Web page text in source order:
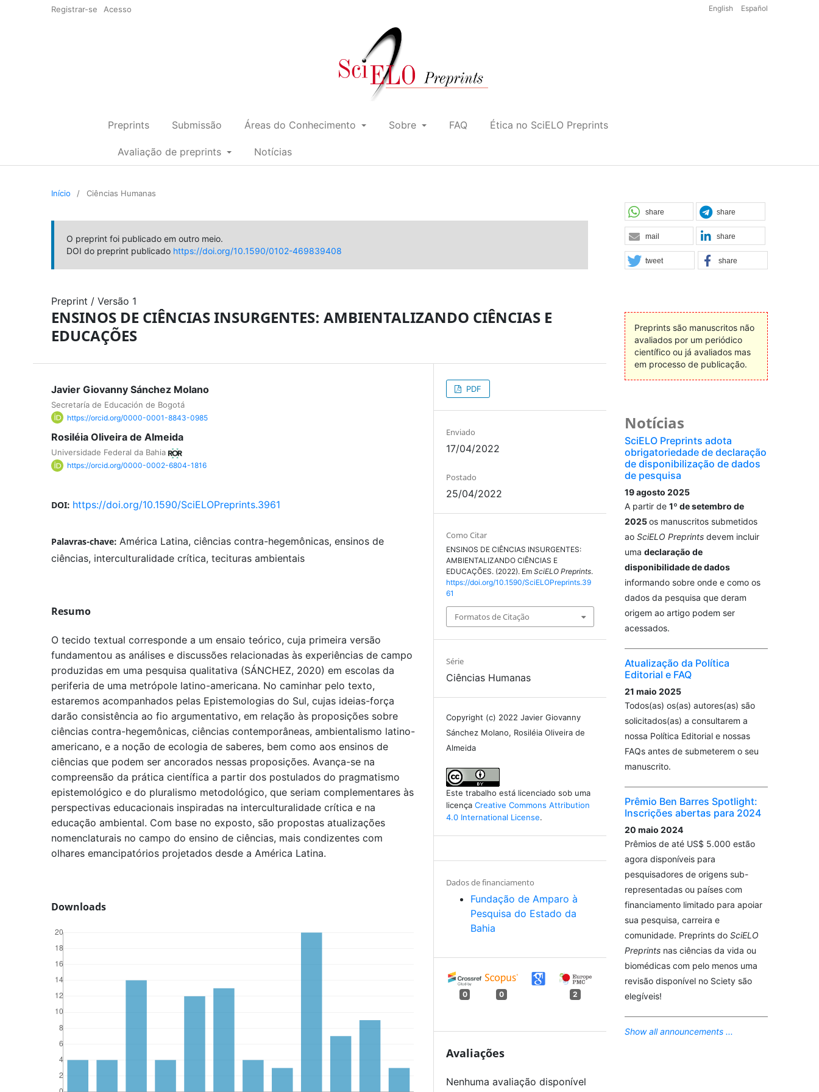
Registrar-se Acesso English Español
Preprints Submissão Áreas do Conhecimento Sobre FAQ Ética no SciELO Preprints
Avaliação de preprints Notícias
Início / Ciências Humanas
O preprint foi publicado em outro meio.
DOI do preprint publicado https://doi.org/10.1590/0102-469839408
Preprint / Versão 1
ENSINOS DE CIÊNCIAS INSURGENTES: AMBIENTALIZANDO CIÊNCIAS E
EDUCAÇÕES
Javier Giovanny Sánchez Molano
Secretaría de Educación de Bogotá
https://orcid.org/0000-0001-8843-0985
Rosiléia Oliveira de Almeida
Universidade Federal da Bahia
https://orcid.org/0000-0002-6804-1816
DOI: https://doi.org/10.1590/SciELOPreprints.3961
Palavras-chave: América Latina, ciências contra-hegemônicas, ensinos de
ciências, interculturalidade crítica, tecituras ambientais
Resumo
O tecido textual corresponde a um ensaio teórico, cuja primeira versão
fundamentou as análises e discussões relacionadas às experiências de campo
produzidas em uma pesquisa qualitativa (SÁNCHEZ, 2020) em escolas da
periferia de uma metrópole latino-americana. No caminhar pelo texto,
estaremos acompanhados pelas Epistemologias do Sul, cujas ideias-força
darão consistência ao fio argumentativo, em relação às proposições sobre
ciências contra-hegemônicas, ciências contemporâneas, ambientalismo latino-
americano, e a noção de ecologia de saberes, bem como aos ensinos de
ciências que podem ser ancorados nessas proposições. Avança-se na
compreensão da prática científica a partir dos postulados do pragmatismo
epistemológico e do pluralismo metodológico, que seriam complementares às
perspectivas educacionais inspiradas na interculturalidade crítica e na
educação ambiental. Com base no exposto, são propostas atualizações
nomenclaturais no campo do ensino de ciências, mais condizentes com
olhares emancipatórios projetados desde a América Latina.
Downloads
PDF
Enviado
17/04/2022
Postado
25/04/2022
Como Citar
ENSINOS DE CIÊNCIAS INSURGENTES:
AMBIENTALIZANDO CIÊNCIAS E
EDUCAÇÕES. (2022). EmSciELO Preprints.
https://doi.org/10.1590/SciELOPreprints.39
61
Formatos de Citação
Série
Ciências Humanas
Copyright (c) 2022 Javier Giovanny
Sánchez Molano, Rosiléia Oliveira de
Almeida
Este trabalho está licenciado sob uma
licençaCreative Commons Attribution
4.0 International License.
Dados de financiamento
Fundação de Amparo à
Pesquisa do Estado da
Bahia
0 0 2
Avaliações
Nenhuma avaliação disponível
share share
mail share
tweet share
Preprints são manuscritos não
avaliados por um periódico
científico ou já avaliados mas
em processo de publicação.
Notícias
SciELO Preprints adota
obrigatoriedade de declaração
de disponibilização de dados
de pesquisa
19 agosto 2025
A partir de 1º de setembro de
2025os manuscritos submetidos
ao SciELO Preprintsdevem incluir
uma declaração de
disponibilidade de dados
informando sobre onde e como os
dados da pesquisa que deram
origem ao artigo podem ser
acessados.
Atualização da Política
Editorial e FAQ
21 maio 2025
Todos(as) os(as) autores(as) são
solicitados(as) a consultarem a
nossa Política Editorial e nossas
FAQs antes de submeterem o seu
manuscrito.
Prêmio Ben Barres Spotlight:
Inscrições abertas para 2024
20 maio 2024
Prêmios de até US$ 5.000 estão
agora disponíveis para
pesquisadores de origens sub-
representadas ou países com
financiamento limitado para apoiar
sua pesquisa, carreira e
comunidade. Preprints do SciELO
Preprintsnas ciências da vida ou
biomédicas com pelo menos uma
revisão disponível no Sciety são
elegíveis!
Show all announcements ...